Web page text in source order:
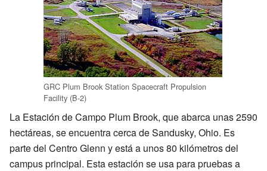
GRC Plum Brook Station Spacecraft Propulsion
Facility (B-2)
La Estación de Campo Plum Brook, que abarca unas 2590
hectáreas, se encuentra cerca de Sandusky, Ohio. Es
parte del Centro Glenn y está a unos 80 kilómetros del
campus principal. Esta estación se usa para pruebas a